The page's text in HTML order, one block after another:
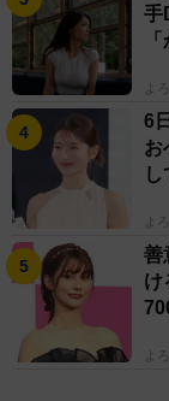
手
よ
6
お
よ
善
け
よ